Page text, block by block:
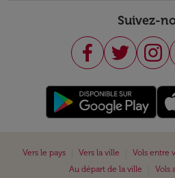
Suivez-
Vers le pays Vers la ville Vols entre
Au départ de la ville
Vols